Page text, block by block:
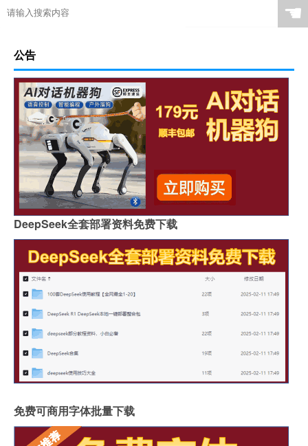
☚
公告
DeepSeek全套部署资料免费下载
免费可商用字体批量下载